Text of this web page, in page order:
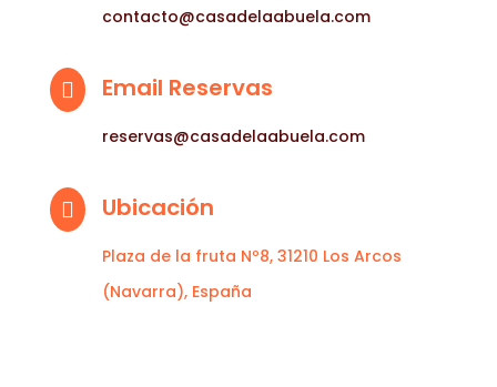
contacto@casadelaabuela.com
 Email Reservas
reservas@casadelaabuela.com
 Ubicación
Plaza de la fruta Nº8, 31210 Los Arcos
(Navarra), España